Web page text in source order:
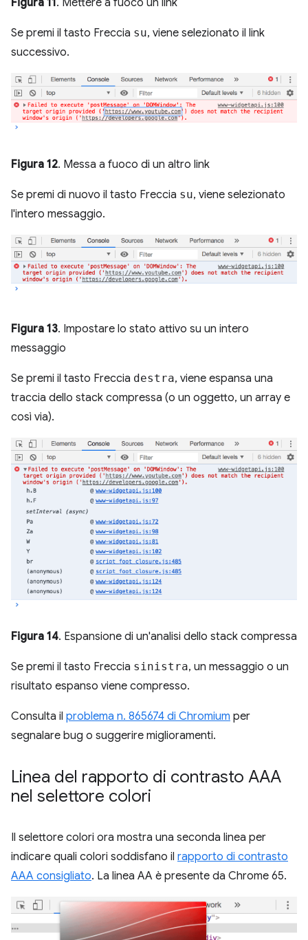
Figura 11. Mettere a fuoco un link
Se premi il tasto Freccia su, viene selezionato il link
successivo.
Figura 12. Messa a fuoco di un altro link
Se premi di nuovo il tasto Freccia su, viene selezionato
l'intero messaggio.
Figura 13. Impostare lo stato attivo su un intero
messaggio
Se premi il tasto Freccia destra, viene espansa una
traccia dello stack compressa (o un oggetto, un array e
così via).
Figura 14. Espansione di un'analisi dello stack compressa
Se premi il tasto Freccia sinistra, un messaggio o un
risultato espanso viene compresso.
Consulta il problema n. 865674 di Chromium per
segnalare bug o suggerire miglioramenti.
Linea del rapporto di contrasto AAA
nel selettore colori
Il selettore colori ora mostra una seconda linea per
indicare quali colori soddisfano il rapporto di contrasto
AAA consigliato. La linea AA è presente da Chrome 65.